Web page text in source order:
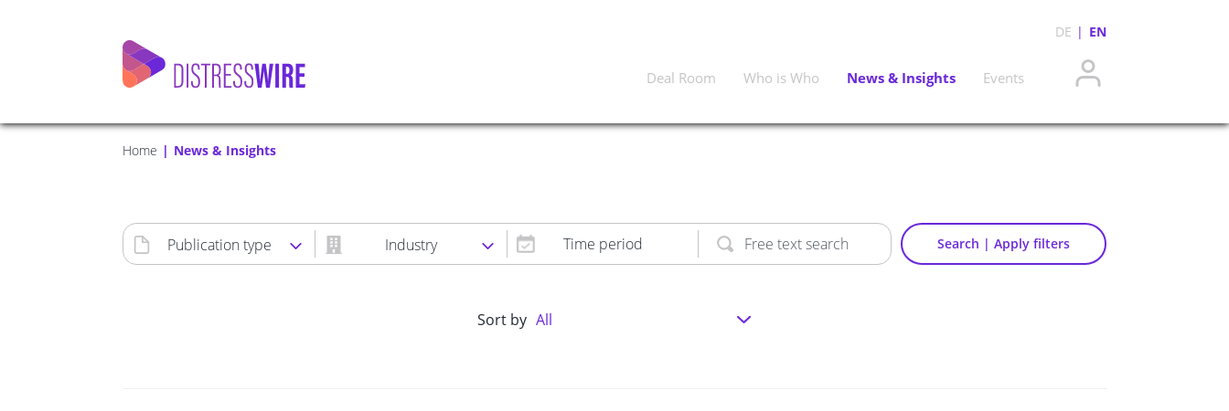
Deal Room Who is Who News & Insights Events
DE EN
Home News & Insights
Publication type Industry Time period
Sort by